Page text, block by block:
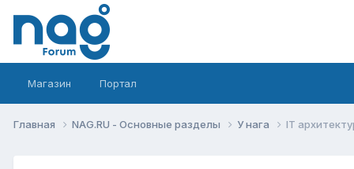
Магазин Портал
Главная NAG.RU - Основные разделы У нага IT